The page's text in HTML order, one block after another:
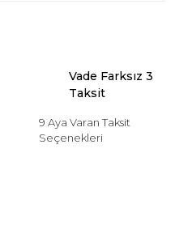
Vade Farksız 3
Taksit
9 Aya Varan Taksit
Seçenekleri